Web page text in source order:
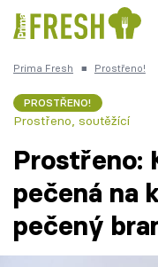
Česká kuchyně
Témata
Prima Fresh ■ Prostřeno!
PROSTŘENO!
Prostřeno, soutěžící
Prostřeno:
pečená na
pečený